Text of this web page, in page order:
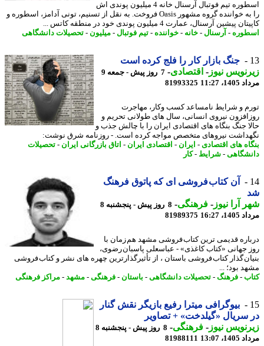
اسطوره تیم فوتبال آرسنال خانه 4 میلیون پوندی اش
را به خواننده گروه مشهور Oasis فروخت. به نقل از تسنیم، تونی آدامز، اسطوره و
پیشین آرسنال، عمارت 4 میلیون پوندی خود در منطقه کاتس ...
-آرسنال-خانه -خواننده -تیم فوتبال-میلیون-تحصیلات دانشگاهی
جنگ بازار کار را فلج کرده است
نیوز-اقتصادی-
7 روز پیش - جمعه 9
11:27
81993325
و شرایط نامساعد کسب وکار، مهاجرت
نیروی انسانی، سال های طولانی تحریم و
جنگ بنگاه های اقتصادی ایران را با چالش جذب و
نیروهای متخصص مواجه کرده است. - روزنامه شرق نوشت:
های اقتصادی-ایران - اقتصادی ایران - اتاق بازرگانی ایران -
تحصیلات
-شرایط -کار
آن کتاب فروشی ای که پاتوق فرهنگ
آرا نیوز-فرهنگی-
8 روز پیش - پنجشنبه 8
16:27
81989375
قدیمی ترین کتاب فروشی مشهد هم زمان با
جهانی «کتاب کاغذی» - عباسعلی پاسبان رضوی،
گذار کتاب فروشی باستان ، از تأثیرگذارترین چهره های نشر و کتاب فروشی
بود؛ ...
-فرهنگ -تحصیلات دانشگاهی-باستان-فرهنگی-مشهد-مراکز فرهنگی
بیوگرافی میترا رفیع بازیگر نقش گنار
سریال «گیلدخت» + تصاویر
نیوز-فرهنگی-
8 روز پیش - پنجشنبه 8
13:07
81988111